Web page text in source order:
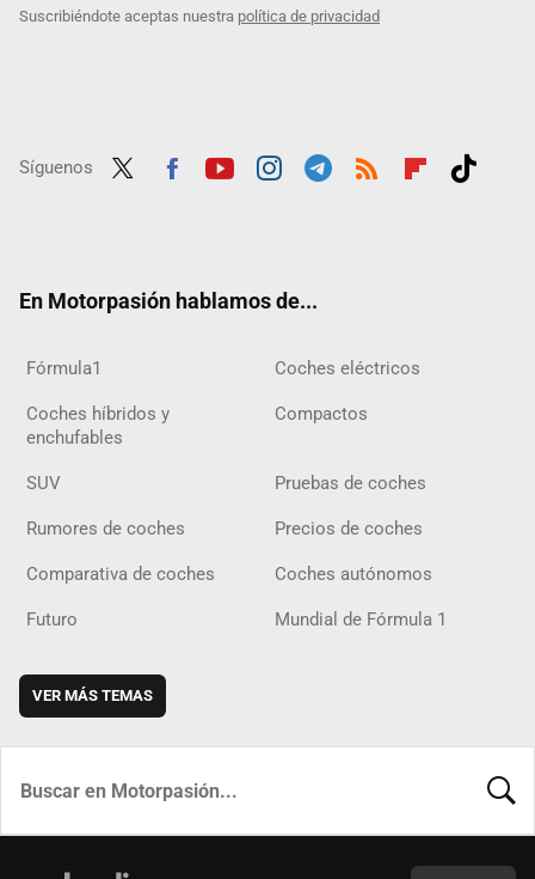
Suscribiéndote aceptas nuestra política de privacidad
Síguenos
En Motorpasión hablamos de...
Fórmula1 Coches eléctricos
Coches híbridos y
enchufables
Compactos
SUV Pruebas de coches
Rumores de coches Precios de coches
Comparativa de coches Coches autónomos
Futuro Mundial de Fórmula 1
VER MÁS TEMAS